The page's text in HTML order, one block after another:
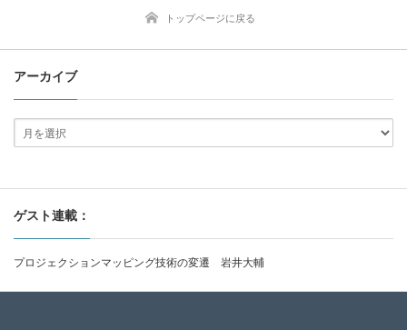
トップページに戻る
アーカイブ
ゲスト連載：
プロジェクションマッピング技術の変遷 岩井大輔